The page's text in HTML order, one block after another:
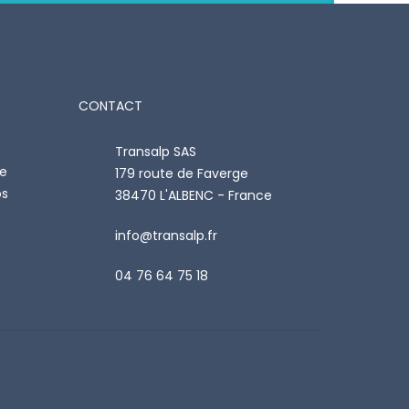
CONTACT
Transalp SAS
179 route de Faverge
38470 L'ALBENC - France
info@transalp.fr
04 76 64 75 18